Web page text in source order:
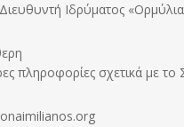
Ιδρύματος
πληροφορίες σχετικά με το